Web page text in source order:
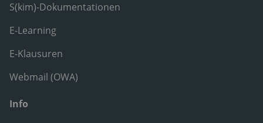
S(kim)-Dokumentationen
E-Learning
E-Klausuren
Webmail (OWA)
Info